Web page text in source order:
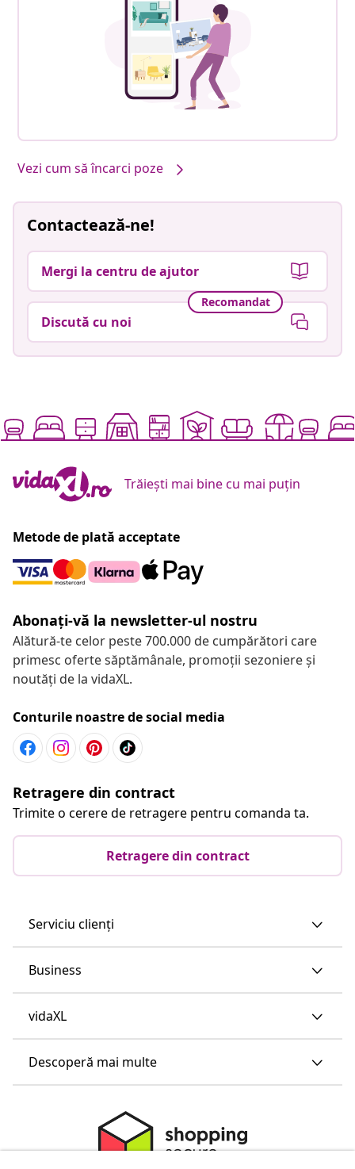
Vezi cum să încarci poze
Contactează-ne!
Mergi la centru de ajutor
Recomandat
Discută cu noi
Trăiești mai bine cu mai puțin
Metode de plată acceptate
Abonați-vă la newsletter-ul nostru
Alătură-te celor peste 700.000 de cumpărători care
primesc oferte săptămânale, promoții sezoniere și
noutăți de la vidaXL.
Conturile noastre de social media
Retragere din contract
Trimite o cerere de retragere pentru comanda ta.
Retragere din contract
Serviciu clienți
Business
vidaXL
Descoperă mai multe